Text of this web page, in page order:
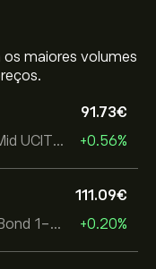
maiores volumes
iShares EURO STOXX Mid UCITS ETF
91.73‎€‎
+0.56%
iShares USD Treasury Bond 1-3yr UCITS ETF
111.09‎€‎
+0.20%